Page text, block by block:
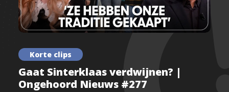
Korte clips
Gaat Sinterklaas verdwijnen? |
Ongehoord Nieuws #277